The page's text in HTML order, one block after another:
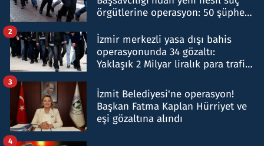
örgütlerine operasyon: 50 şüpheli
İzmir merkezli yasa dışı bahis
operasyonunda 34 gözaltı:
Yaklaşık 2 Milyar liralık para trafiği
2
İzmit Belediyesi'ne operasyon!
Başkan Fatma Kaplan Hürriyet ve
eşi gözaltına alındı
3
4